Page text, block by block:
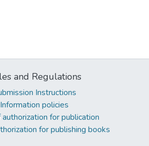
and Regulations
Instructions
Information policies
for publication
for publishing books